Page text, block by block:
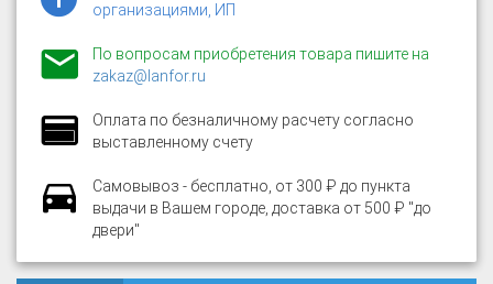
организациями, ИП
По вопросам приобретения товара пишите на
zakaz@lanfor.ru
Оплата по безналичному расчету согласно
выставленному счету
Самовывоз - бесплатно, от 300 ₽ до пункта
выдачи в Вашем городе, доставка от 500 ₽ "до
двери"